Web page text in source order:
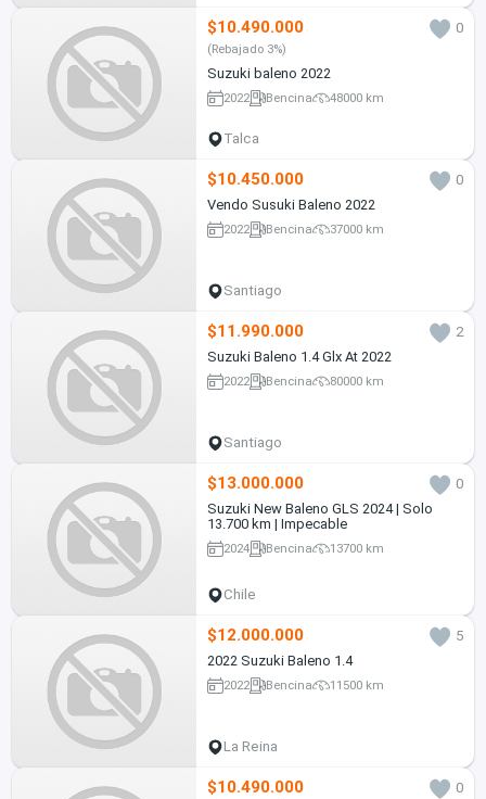
$10.490.000 0
(Rebajado 3%)
Suzuki baleno 2022
2022 Bencina 48000 km
Talca
$10.450.000
0
Vendo Susuki Baleno 2022
2022 Bencina 37000 km
Santiago
$11.990.000
2
Suzuki Baleno 1.4 Glx At 2022
2022 Bencina 80000 km
Santiago
$13.000.000
0
Suzuki New Baleno GLS 2024 | Solo
13.700 km | Impecable
2024 Bencina 13700 km
Chile
$12.000.000
5
2022 Suzuki Baleno 1.4
2022 Bencina 11500 km
La Reina
$10.490.000 0